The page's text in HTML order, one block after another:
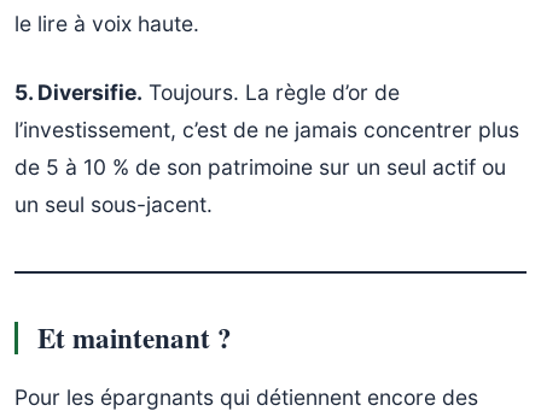
le lire à voix haute.
5. Diversifie. Toujours. La règle d’or de
l’investissement, c’est de ne jamais concentrer plus
de 5 à 10 % de son patrimoine sur un seul actif ou
un seul sous-jacent.
Et maintenant ?
Pour les épargnants qui détiennent encore des